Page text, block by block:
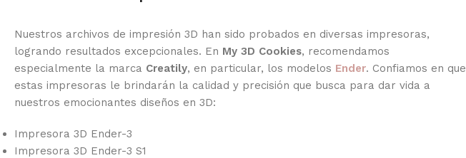
Nuestros archivos de impresión 3D han sido probados en diversas impresoras,
logrando resultados excepcionales. En My 3D Cookies, recomendamos
especialmente la marca Creatily, en particular, los modelos Ender. Confiamos en que
estas impresoras le brindarán la calidad y precisión que busca para dar vida a
nuestros emocionantes diseños en 3D:
Impresora 3D Ender-3
Impresora 3D Ender-3 S1